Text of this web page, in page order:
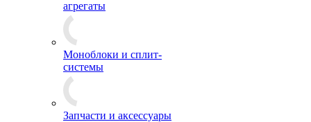
агрегаты
Моноблоки и сплит-
системы
Запчасти и аксессуары